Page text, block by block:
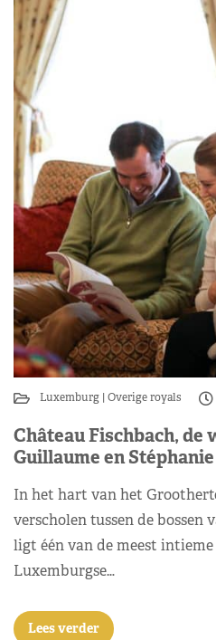
Luxemburg Overige royals
Château Fischbach, de
Guillaume en Stéphanie
In het hart van het
verscholen tussen de bossen
ligt één van de meest
Luxemburgse…
Lees verder